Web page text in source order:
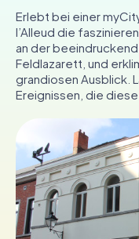
Teamevent
Tickets
FR
IT
NL
Erlebt bei einer
l’Alleud die
an der
Feldlazarett, und
grandiosen Ausblick.
Ereignissen, die